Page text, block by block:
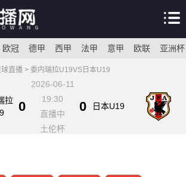
欧冠 德甲 西甲 法甲 意甲 欧联 亚洲杯
球直播 > 委内瑞拉U19VS日本U19
拉 0
2026-06-11
19:30
直播中
土伦杯
日本U19
0